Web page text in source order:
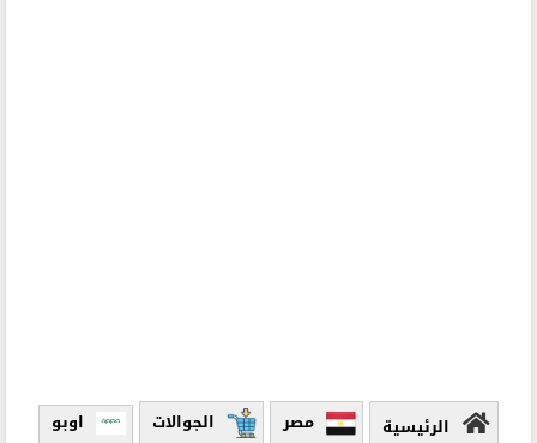
الرئيسية مصر الجوالات
اوبو